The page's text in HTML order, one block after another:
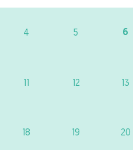
4 5 6
11 12 13
18 19 20